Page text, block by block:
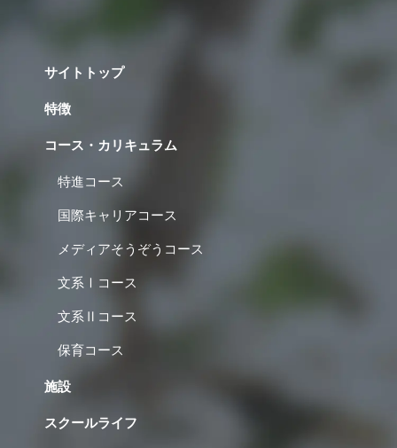
サイトトップ
特徴
コース・カリキュラム
特進コース
国際キャリアコース
メディアそうぞうコース
文系Ⅰコース
文系Ⅱコース
保育コース
施設
スクールライフ